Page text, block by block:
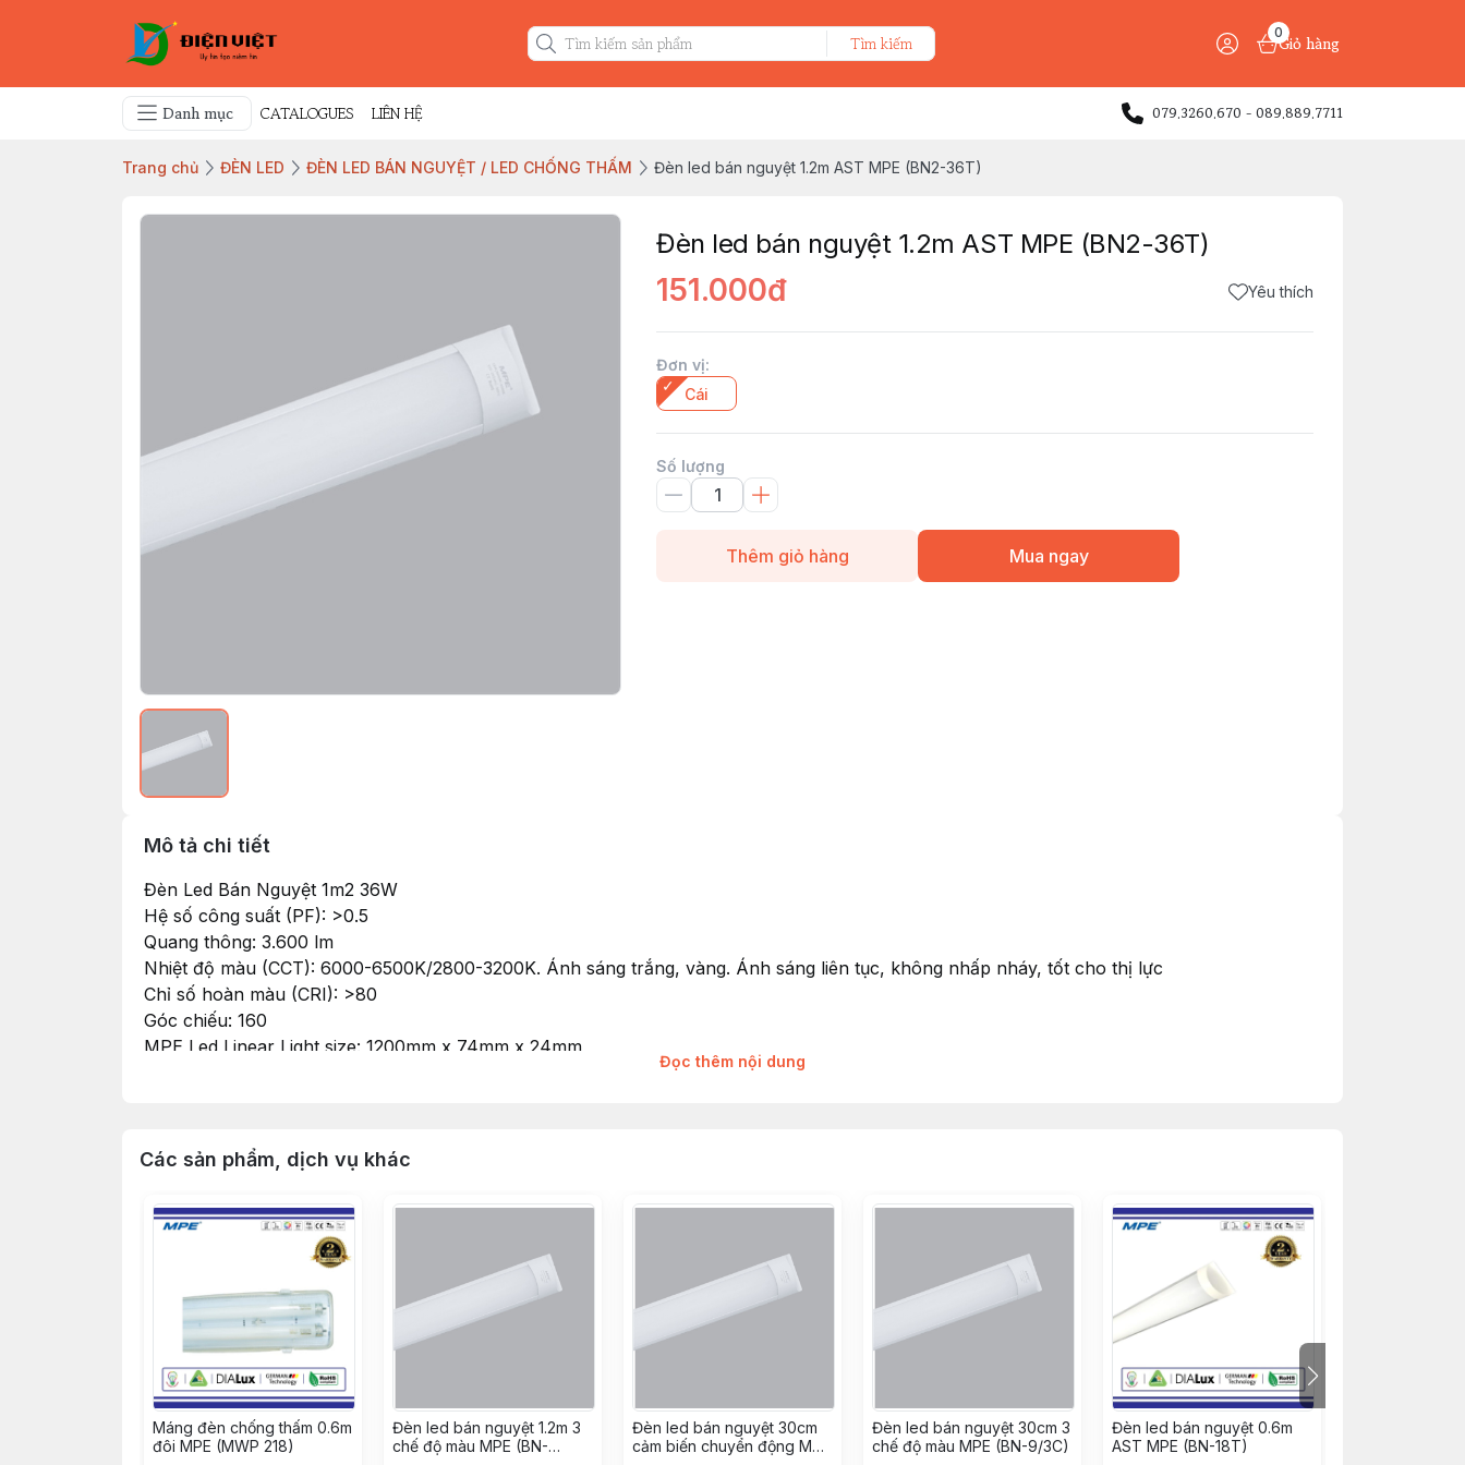
Tìm kiếm
0
Giỏ hàng
Danh mục CATALOGUES LIÊN HỆ 079.3260.670 - 089.889.7711
Trang chủ ĐÈN LED ĐÈN LED BÁN NGUYỆT / LED CHỐNG THẤM Đèn led bán nguyệt 1.2m AST MPE (BN2-36T)
Đèn led bán nguyệt 1.2m AST MPE (BN2-36T)
151.000đ Yêu thích
Đơn vị:
Cái
Số lượng
Thêm giỏ hàng Mua ngay
Mô tả chi tiết
Đèn Led Bán Nguyệt 1m2 36W
Hệ số công suất (PF): >0.5
Quang thông: 3.600 lm
Nhiệt độ màu (CCT): 6000-6500K/2800-3200K. Ánh sáng trắng, vàng. Ánh sáng liên tục, không nhấp nháy, tốt cho thị lực
Chỉ số hoàn màu (CRI): >80
Góc chiếu: 160
MPE Led Linear Light size: 1200mm x 74mm x 24mm
Đọc thêm nội dung
Các sản phẩm, dịch vụ khác
Máng đèn chống thấm 0.6m
đôi MPE (MWP 218)
Đèn led bán nguyệt 1.2m 3
chế độ màu MPE (BN-
Đèn led bán nguyệt 30cm
cảm biến chuyển động MPE
Đèn led bán nguyệt 30cm 3
chế độ màu MPE (BN-9/3C)
Đèn led bán nguyệt 0.6m
AST MPE (BN-18T)